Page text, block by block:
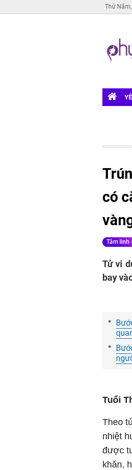
Thứ
có
Tâm linh
Tử vi
bay
Tuổi
Theo
nhiệt
được
khăn,